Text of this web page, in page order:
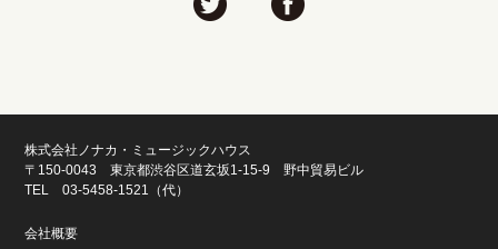
株式会社ノナカ・ミュージックハウス
〒150-0043 東京都渋谷区道玄坂1-15-9 野中貿易ビル
TEL 03-5458-1521（代）
会社概要